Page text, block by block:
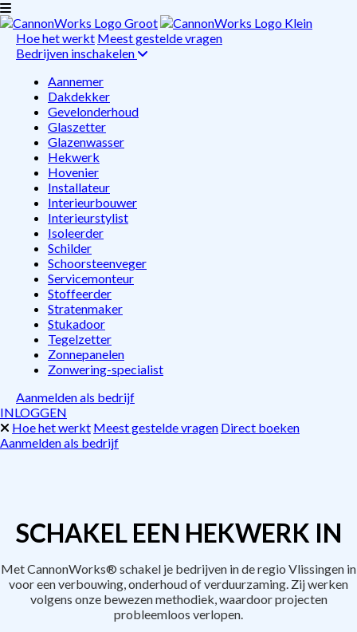
Hoe het werkt Meest gestelde vragen
Bedrijven inschakelen
Aannemer
Dakdekker
Gevelonderhoud
Glaszetter
Glazenwasser
Hekwerk
Hovenier
Installateur
Interieurbouwer
Interieurstylist
Isoleerder
Schilder
Schoorsteenveger
Servicemonteur
Stoffeerder
Stratenmaker
Stukadoor
Tegelzetter
Zonnepanelen
Zonwering-specialist
Aanmelden als bedrijf
INLOGGEN
Hoe het werkt Meest gestelde vragen Direct boeken
Aanmelden als bedrijf
SCHAKEL EEN HEKWERK IN
Met CannonWorks® schakel je bedrijven in de regio Vlissingen in
voor een verbouwing, onderhoud of verduurzaming. Zij werken
volgens onze bewezen methodiek, waardoor projecten
probleemloos verlopen.